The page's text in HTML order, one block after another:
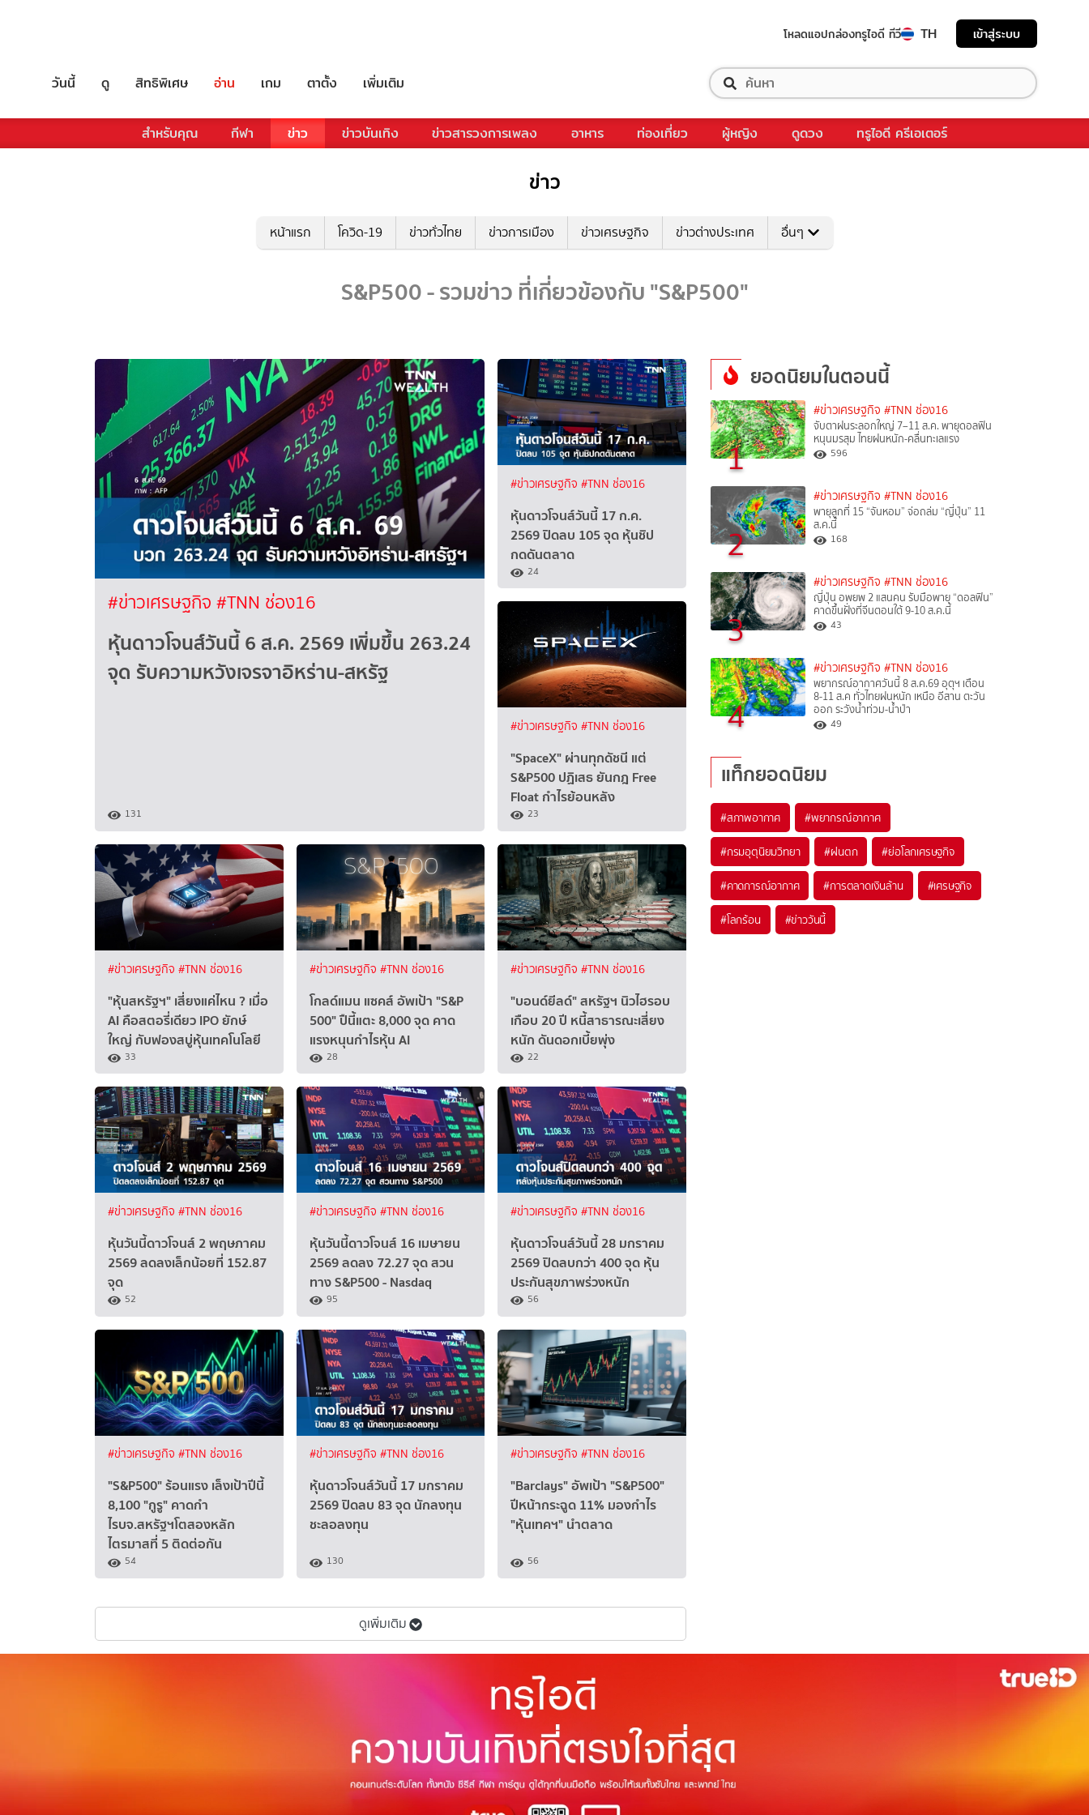
โหลดแอปกล่องทรูไอดี ทีวี TH เข้าสู่ระบบ
วันนี้ ดู สิทธิพิเศษ อ่าน เกม ตาตั้ง เพิ่มเติม
สำหรับคุณ กีฬา ข่าว ข่าวบันเทิง ข่าวสารวงการเพลง อาหาร ท่องเที่ยว ผู้หญิง ดูดวง ทรูไอดี ครีเอเตอร์
ข่าว
หน้าแรก โควิด-19 ข่าวทั่วไทย ข่าวการเมือง ข่าวเศรษฐกิจ ข่าวต่างประเทศ อื่นๆ
S&P500 - รวมข่าว ที่เกี่ยวข้องกับ "S&P500"
#ข่าวเศรษฐกิจ #TNN ช่อง16
หุ้นดาวโจนส์วันนี้ 6 ส.ค. 2569 เพิ่มขึ้น 263.24
จุด รับความหวังเจรจาอิหร่าน-สหรัฐ
131
#ข่าวเศรษฐกิจ#TNN ช่อง16
หุ้นดาวโจนส์วันนี้ 17 ก.ค.
2569 ปิดลบ 105 จุด หุ้นชิป
กดดันตลาด
24
#ข่าวเศรษฐกิจ#TNN ช่อง16
"SpaceX" ผ่านทุกดัชนี แต่
S&P500 ปฏิเสธ ยันกฎ Free
Float กำไรย้อนหลัง
23
#ข่าวเศรษฐกิจ #TNN ช่อง16
"หุ้นสหรัฐฯ" เสี่ยงแค่ไหน ? เมื่อ
AI คือสตอรี่เดียว IPO ยักษ์
ใหญ่ กับฟองสบู่หุ้นเทคโนโลยี
33
#ข่าวเศรษฐกิจ #TNN ช่อง16
โกลด์แมน แซคส์ อัพเป้า "S&P
500" ปืนี้แตะ 8,000 จุด คาด
แรงหนุนกำไรหุ้น AI
28
#ข่าวเศรษฐกิจ#TNN ช่อง16
"บอนด์ยีลด์" สหรัฐฯ นิวไฮรอบ
เกือบ 20 ปี หนี้สาธารณะเสี่ยง
หนัก ดันดอกเบี้ยพุ่ง
22
#ข่าวเศรษฐกิจ #TNN ช่อง16
หุ้นวันนี้ดาวโจนส์ 2 พฤษภาคม
2569 ลดลงเล็กน้อยที่ 152.87
จุด
52
#ข่าวเศรษฐกิจ #TNN ช่อง16
หุ้นวันนี้ดาวโจนส์ 16 เมษายน
2569 ลดลง 72.27 จุด สวน
ทาง S&P500 - Nasdaq
95
#ข่าวเศรษฐกิจ#TNN ช่อง16
หุ้นดาวโจนส์วันนี้ 28 มกราคม
2569 ปิดลบกว่า 400 จุด หุ้น
ประกันสุขภาพร่วงหนัก
56
#ข่าวเศรษฐกิจ #TNN ช่อง16
"S&P500" ร้อนแรง เล็งเป้าปีนี้
8,100 "กูรู" คาดกำ
ไรบจ.สหรัฐฯโตสองหลัก
ไตรมาสที่ 5 ติดต่อกัน
54
#ข่าวเศรษฐกิจ #TNN ช่อง16
หุ้นดาวโจนส์วันนี้ 17 มกราคม
2569 ปิดลบ 83 จุด นักลงทุน
ชะลอลงทุน
130
#ข่าวเศรษฐกิจ#TNN ช่อง16
"Barclays" อัพเป้า "S&P500"
ปีหน้ากระฉูด 11% มองกำไร
"หุ้นเทคฯ" นำตลาด
56
ดูเพิ่มเติม
ยอดนิยมในตอนนี้
1
#ข่าวเศรษฐกิจ #TNN ช่อง16
จับตาฝนระลอกใหญ่ 7–11 ส.ค. พายุดอลฟิน
หนุนมรสุม ไทยฝนหนัก-คลื่นทะเลแรง
596
2
#ข่าวเศรษฐกิจ #TNN ช่อง16
พายุลูกที่ 15 “จันหอม” จ่อถล่ม “ญี่ปุ่น” 11
ส.ค.นี้
168
3
#ข่าวเศรษฐกิจ #TNN ช่อง16
ญี่ปุ่น อพยพ 2 แสนคน รับมือพายุ “ดอลฟิน”
คาดขึ้นฝั่งที่จีนตอนใต้ 9-10 ส.ค.นี้
43
4
#ข่าวเศรษฐกิจ #TNN ช่อง16
พยากรณ์อากาศวันนี้ 8 ส.ค.69 อุตุฯ เตือน
8-11 ส.ค ทั่วไทยฝนหนัก เหนือ อีสาน ตะวัน
ออก ระวังน้ำท่วม-น้ำป่า
49
แท็กยอดนิยม
#สภาพอากาศ #พยากรณ์อากาศ
#กรมอุตุนิยมวิทยา #ฝนตก #ย่อโลกเศรษฐกิจ
#คาดการณ์อากาศ #การตลาดเงินล้าน #เศรษฐกิจ
#โลกร้อน #ข่าววันนี้